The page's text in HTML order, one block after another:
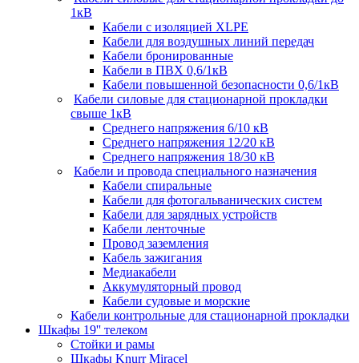
1кВ
Кабели c изоляцией XLPE
Кабели для воздушных линий передач
Кабели бронированные
Кабели в ПВХ 0,6/1кВ
Кабели повышенной безопасности 0,6/1кВ
Кабели силовые для стационарной прокладки
свыше 1кВ
Среднего напряжения 6/10 кВ
Среднего напряжения 12/20 кВ
Среднего напряжения 18/30 кВ
Кабели и провода специального назначения
Кабели спиральные
Кабели для фотогальванических систем
Кабели для зарядных устройств
Кабели ленточные
Провод заземления
Кабель зажигания
Медиакабели
Аккумуляторный провод
Кабели судовые и морские
Кабели контрольные для стационарной прокладки
Шкафы 19'' телеком
Стойки и рамы
Шкафы Knurr Miracel